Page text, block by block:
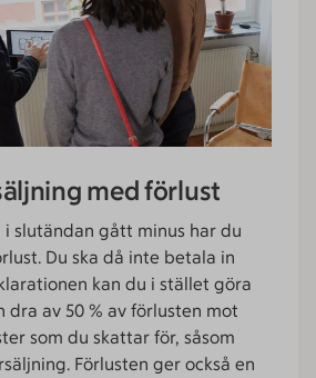
med förlust
slutändan gått minus har du
Du ska då inte betala in
kan du i stället göra
dra av 50 % av förlusten mot
som du skattar för, såsom
Förlusten ger också en